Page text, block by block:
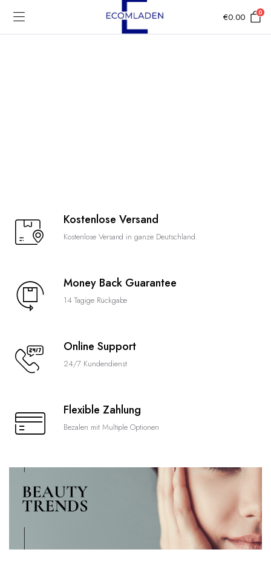
€0.00 0
Kostenlose Versand
Kostenlose Versand in ganze Deutschland.
Money Back Guarantee
14 Tagige Rückgabe
Online Support
24/7 Kundendienst
Flexible Zahlung
Bezalen mit Multiple Optionen